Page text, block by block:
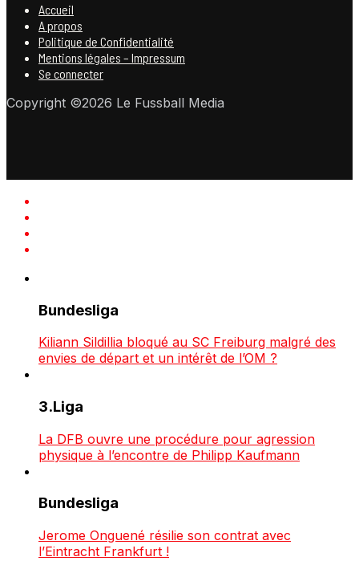
Accueil
A propos
Politique de Confidentialité
Mentions légales – Impressum
Se connecter
Copyright ©2026 Le Fussball Media
Bundesliga
Kiliann Sildillia bloqué au SC Freiburg malgré des
envies de départ et un intérêt de l’OM ?
3.Liga
La DFB ouvre une procédure pour agression
physique à l’encontre de Philipp Kaufmann
Bundesliga
Jerome Onguené résilie son contrat avec
l’Eintracht Frankfurt !